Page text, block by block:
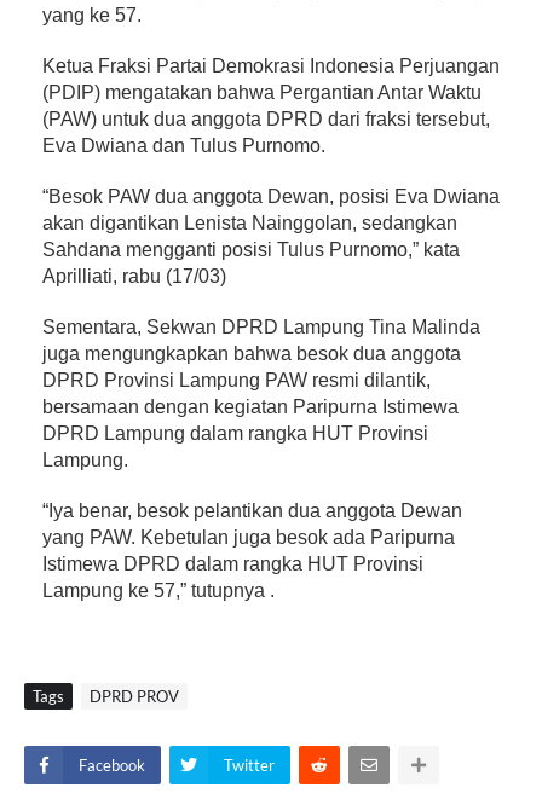
yang ke 57.
Ketua Fraksi Partai Demokrasi Indonesia Perjuangan
(PDIP) mengatakan bahwa Pergantian Antar Waktu
(PAW) untuk dua anggota DPRD dari fraksi tersebut,
Eva Dwiana dan Tulus Purnomo.
“Besok PAW dua anggota Dewan, posisi Eva Dwiana
akan digantikan Lenista Nainggolan, sedangkan
Sahdana mengganti posisi Tulus Purnomo,” kata
Aprilliati, rabu (17/03)
Sementara, Sekwan DPRD Lampung Tina Malinda
juga mengungkapkan bahwa besok dua anggota
DPRD Provinsi Lampung PAW resmi dilantik,
bersamaan dengan kegiatan Paripurna Istimewa
DPRD Lampung dalam rangka HUT Provinsi
Lampung.
“Iya benar, besok pelantikan dua anggota Dewan
yang PAW. Kebetulan juga besok ada Paripurna
Istimewa DPRD dalam rangka HUT Provinsi
Lampung ke 57,” tutupnya .
Tags DPRD PROV
Facebook Twitter